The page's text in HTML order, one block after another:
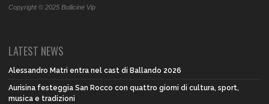
Copyright © 2025 Bollicine Vip
LATEST NEWS
Alessandro Matri entra nel cast di Ballando 2026
Aurisina festeggia San Rocco con quattro giorni di cultura, sport,
musica e tradizioni